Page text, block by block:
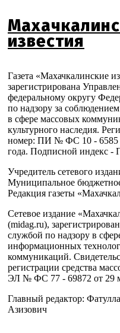
известия
Газета «Махачкалинские
зарегистрирована
федеральному округу
по надзору за соблюдением
в сфере массовых
культурного наследия.
номер: ПИ № ФС 10 - 6585
года. Подписной индекс -
Учредитель сетевого
Муниципальное
Редакция газеты
Сетевое издание
(midag.ru),
службой по надзору в
информационных
коммуникаций.
регистрации средства
ЭЛ № ФС 77 - 69872 от 29
Главный редактор:
Азизович